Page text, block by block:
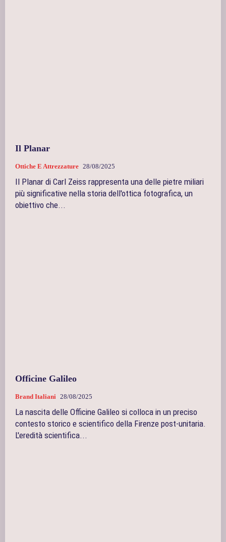
Il Planar
Ottiche E Attrezzature 28/08/2025
Il Planar di Carl Zeiss rappresenta una delle pietre miliari
più significative nella storia dell'ottica fotografica, un
obiettivo che...
Officine Galileo
Brand Italiani 28/08/2025
La nascita delle Officine Galileo si colloca in un preciso
contesto storico e scientifico della Firenze post-unitaria.
L'eredità scientifica...